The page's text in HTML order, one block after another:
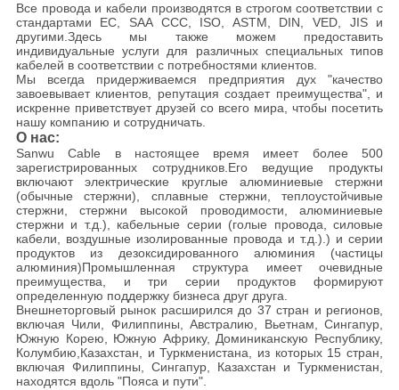
Все провода и кабели производятся в строгом соответствии с
стандартами ЕС, SAA CCC, ISO, ASTM, DIN, VED, JIS и
другими.Здесь мы также можем предоставить
индивидуальные услуги для различных специальных типов
кабелей в соответствии с потребностями клиентов.
Мы всегда придерживаемся предприятия дух "качество
завоевывает клиентов, репутация создает преимущества", и
искренне приветствует друзей со всего мира, чтобы посетить
нашу компанию и сотрудничать.
О нас:
Sanwu Cable в настоящее время имеет более 500
зарегистрированных сотрудников.Его ведущие продукты
включают электрические круглые алюминиевые стержни
(обычные стержни), сплавные стержни, теплоустойчивые
стержни, стержни высокой проводимости, алюминиевые
стержни и т.д.), кабельные серии (голые провода, силовые
кабели, воздушные изолированные провода и т.д.).) и серии
продуктов из дезоксидированного алюминия (частицы
алюминия)Промышленная структура имеет очевидные
преимущества, и три серии продуктов формируют
определенную поддержку бизнеса друг друга.
Внешнеторговый рынок расширился до 37 стран и регионов,
включая Чили, Филиппины, Австралию, Вьетнам, Сингапур,
Южную Корею, Южную Африку, Доминиканскую Республику,
Колумбию,Казахстан, и Туркменистана, из которых 15 стран,
включая Филиппины, Сингапур, Казахстан и Туркменистан,
находятся вдоль "Пояса и пути".